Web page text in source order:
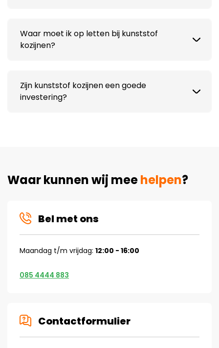
Waar moet ik op letten bij kunststof
kozijnen?
Zijn kunststof kozijnen een goede
investering?
Waar kunnen wij meehelpen?
Bel met ons
Maandag t/m vrijdag: 12:00 - 16:00
085 4444 883
Contactformulier